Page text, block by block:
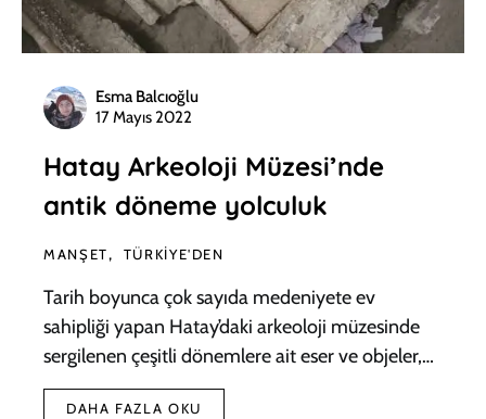
Esma Balcıoğlu
17 Mayıs 2022
Hatay Arkeoloji Müzesi’nde
antik döneme yolculuk
MANŞET TÜRKIYE'DEN
Tarih boyunca çok sayıda medeniyete ev
sahipliği yapan Hatay’daki arkeoloji müzesinde
sergilenen çeşitli dönemlere ait eser ve objeler,…
DAHA FAZLA OKU